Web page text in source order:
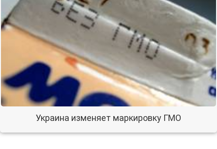
Украина изменяет маркировку ГМО